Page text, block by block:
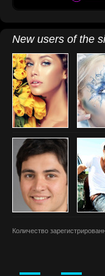
New users of the
Количество